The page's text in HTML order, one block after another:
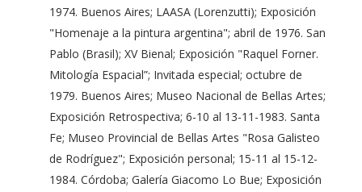
1974. Buenos Aires; LAASA (Lorenzutti); Exposición
"Homenaje a la pintura argentina"; abril de 1976. San
Pablo (Brasil); XV Bienal; Exposición "Raquel Forner.
Mitología Espacial”; Invitada especial; octubre de
1979. Buenos Aires; Museo Nacional de Bellas Artes;
Exposición Retrospectiva; 6-10 al 13-11-1983. Santa
Fe; Museo Provincial de Bellas Artes "Rosa Galisteo
de Rodríguez"; Exposición personal; 15-11 al 15-12-
1984. Córdoba; Galería Giacomo Lo Bue; Exposición